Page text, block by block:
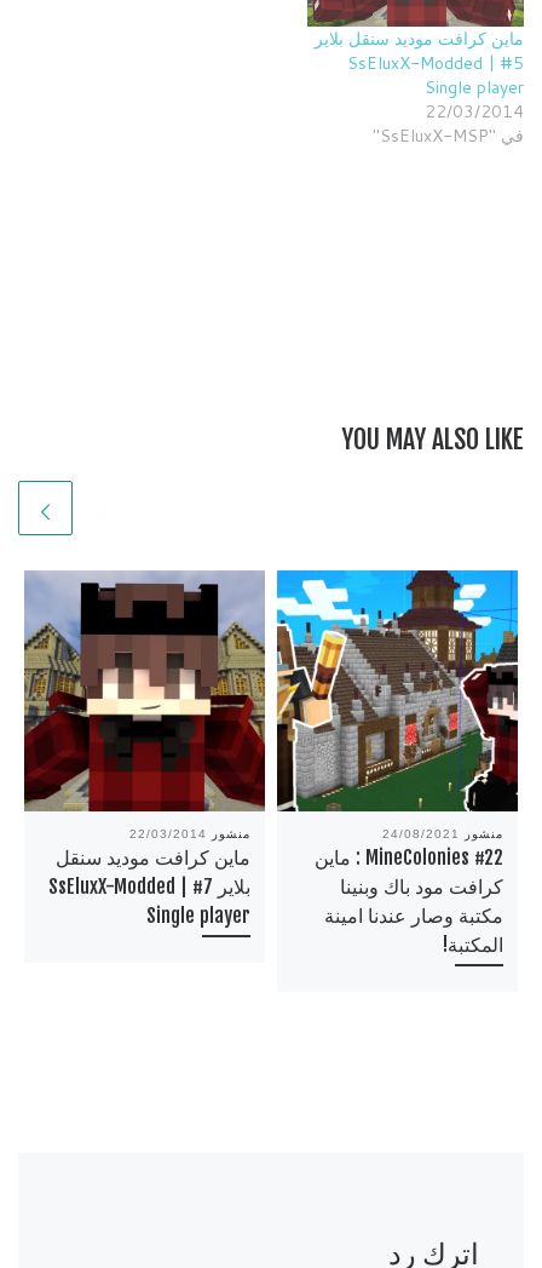
ماين كرافت موديد سنقل بلاير
5# | SsEluxX-Modded
Single player
22/03/2014
في "SsEluxX-MSP"
YOU MAY ALSO LIKE
منشور 22/03/2014
ماين كرافت موديد سنقل
بلاير 7# | SsEluxX-Modded
Single player
منشور 24/08/2021
MineColonies #22 : ماين
كرافت مود باك وبنينا
مكتبة وصار عندنا امينة
المكتبة!
اترك رد